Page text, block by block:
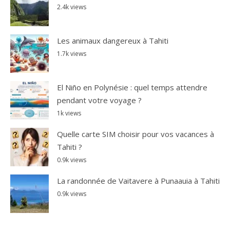
2.4k views
Les animaux dangereux à Tahiti
1.7k views
El Niño en Polynésie : quel temps attendre
pendant votre voyage ?
1k views
Quelle carte SIM choisir pour vos vacances à
Tahiti ?
0.9k views
La randonnée de Vaitavere à Punaauia à Tahiti
0.9k views